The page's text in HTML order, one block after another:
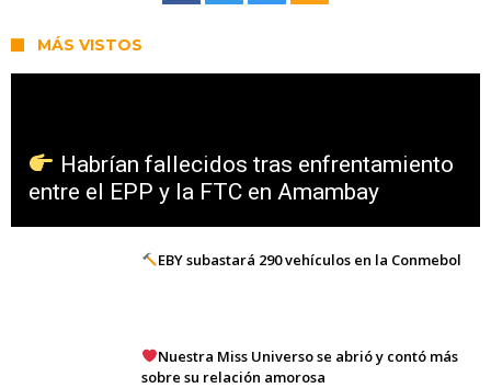
MÁS VISTOS
Habrían fallecidos tras enfrentamiento
entre el EPP y la FTC en Amambay
EBY subastará 290 vehículos en la Conmebol
Nuestra Miss Universo se abrió y contó más
sobre su relación amorosa